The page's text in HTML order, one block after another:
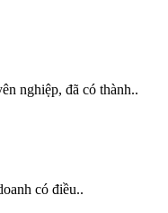
nghiệp, đã có thành..
có điều..